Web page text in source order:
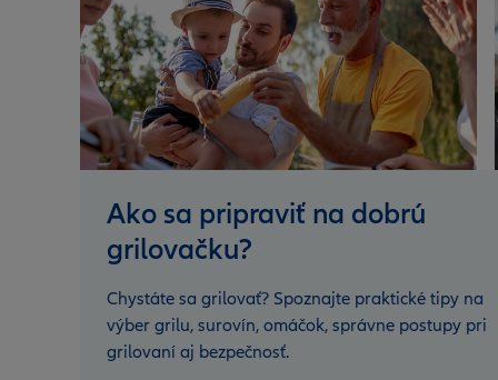
Ako sa pripraviť na dobrú
grilovačku?
Chystáte sa grilovať? Spoznajte praktické tipy na
výber grilu, surovín, omáčok, správne postupy pri
grilovaní aj bezpečnosť.